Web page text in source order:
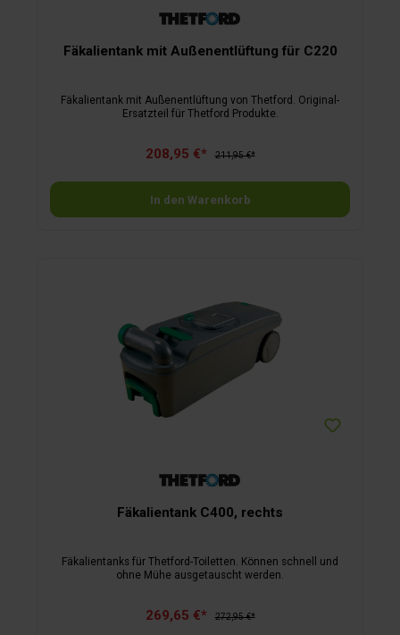
Fäkalientank mit Außenentlüftung für C220
Fäkalientank mit Außenentlüftung von Thetford. Original-
Ersatzteil für Thetford Produkte.
208,95 €* 211,95 €*
In den Warenkorb
Fäkalientank C400, rechts
Fäkalientanks für Thetford-Toiletten. Können schnell und
ohne Mühe ausgetauscht werden.
269,65 €* 272,95 €*